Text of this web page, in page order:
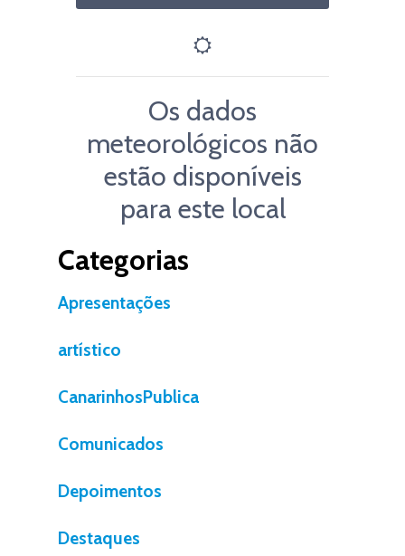
Os dados
meteorológicos não
estão disponíveis
para este local
Categorias
Apresentações
artístico
CanarinhosPublica
Comunicados
Depoimentos
Destaques